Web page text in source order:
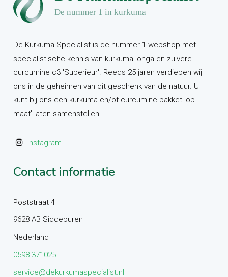
De Kurkuma Specialist is de nummer 1 webshop met
specialistische kennis van kurkuma longa en zuivere
curcumine c3 'Superieur'. Reeds 25 jaren verdiepen wij
ons in de geheimen van dit geschenk van de natuur. U
kunt bij ons een kurkuma en/of curcumine pakket 'op
maat' laten samenstellen.
Instagram
Contact informatie
Poststraat 4
9628 AB Siddeburen
Nederland
0598-371025
service@dekurkumaspecialist.nl